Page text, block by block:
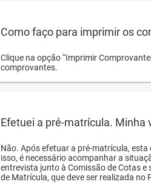
Como faço para imprimir os
Clique na opção “Imprimir
comprovantes.
Efetuei a pré-matrícula. Minha
Não. Após efetuar a pré-matrícula,
isso, é necessário acompanhar a
entrevista junto à Comissão de Cotas
de Matrícula, que deve ser realizada